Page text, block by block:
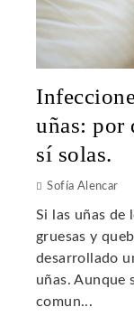
uñas: por
sí solas.
Sofía Alencar
Si las uñas de
gruesas y
desarrollado
uñas. Aunque
comun...